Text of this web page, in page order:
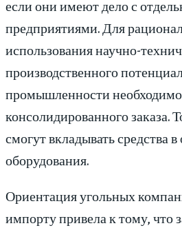
если они имеют дело с
предприятиями. Для
использования научно-
производственного
промышленности
консолидированного заказа.
смогут вкладывать средства
оборудования.
Ориентация угольных
импорту привела к тому, что